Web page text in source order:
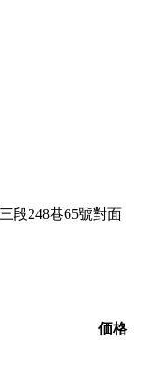
段248巷65號對面
価格